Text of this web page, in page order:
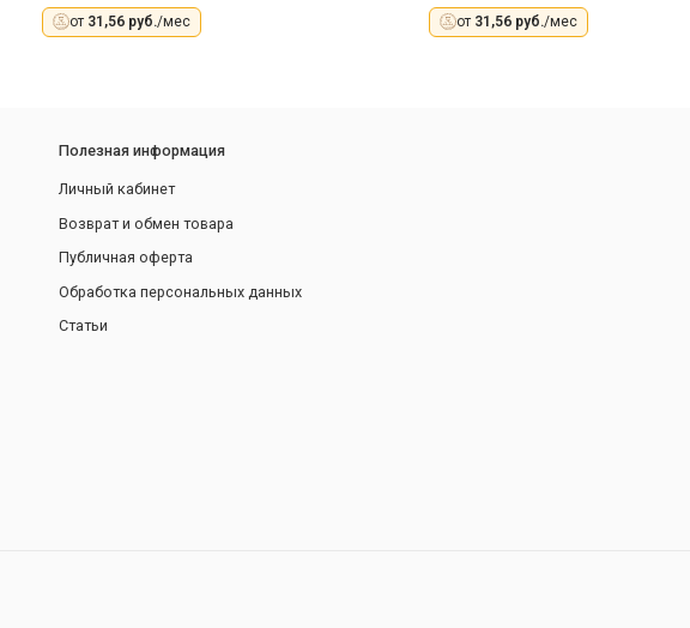
от 31,56 руб./мес от 31,56 руб./мес
Полезная информация
Личный кабинет
Возврат и обмен товара
Публичная оферта
Обработка персональных данных
Статьи